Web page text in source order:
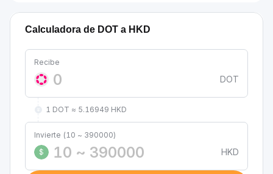
Calculadora de DOT a HKD
Recibe
DOT
1 DOT ≈ 5.16949 HKD
Invierte (10 ~ 390000)
$
HKD